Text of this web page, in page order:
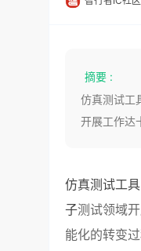
摘要 :
仿真测试工
开展工作达
仿真测试工具
子测试领域
能化的转变